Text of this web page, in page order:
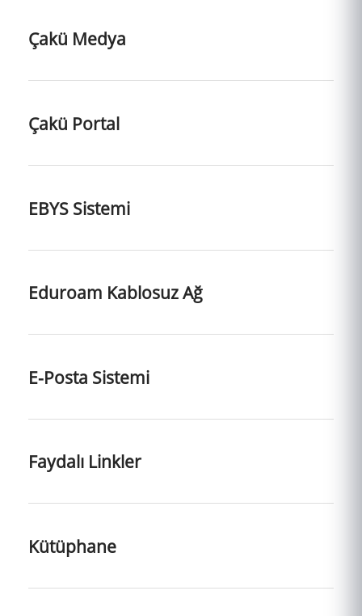
Çakü Medya
Çakü Portal
EBYS Sistemi
Eduroam Kablosuz Ağ
E-Posta Sistemi
Faydalı Linkler
Kütüphane